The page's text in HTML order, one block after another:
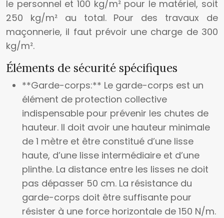
le personnel et 100 kg/m² pour le matériel, soit
250 kg/m² au total. Pour des travaux de
maçonnerie, il faut prévoir une charge de 300
kg/m².
Éléments de sécurité spécifiques
**Garde-corps:** Le garde-corps est un
élément de protection collective
indispensable pour prévenir les chutes de
hauteur. Il doit avoir une hauteur minimale
de 1 mètre et être constitué d’une lisse
haute, d’une lisse intermédiaire et d’une
plinthe. La distance entre les lisses ne doit
pas dépasser 50 cm. La résistance du
garde-corps doit être suffisante pour
résister à une force horizontale de 150 N/m.